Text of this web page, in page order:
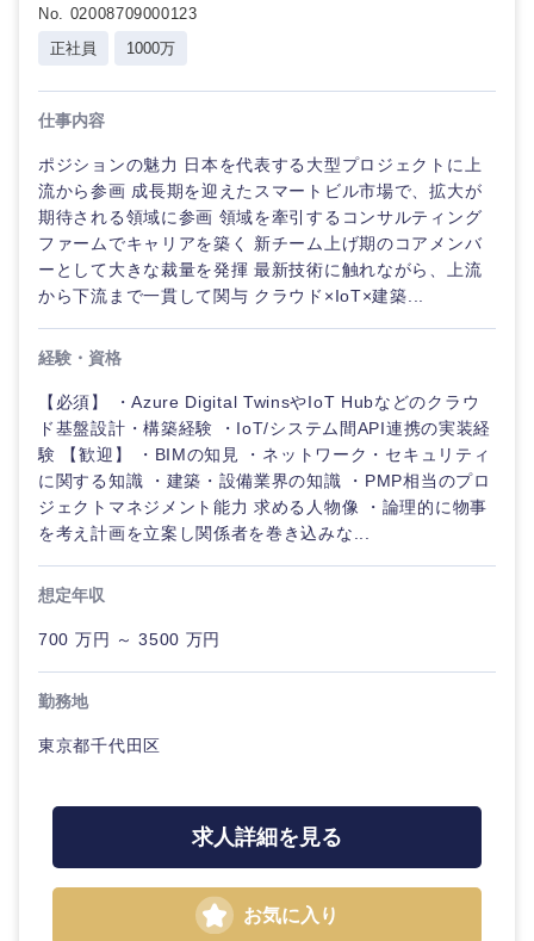
No. 02008709000123
正社員
1000万
仕事内容
ポジションの魅力 日本を代表する大型プロジェクトに上
流から参画 成長期を迎えたスマートビル市場で、拡大が
期待される領域に参画 領域を牽引するコンサルティング
ファームでキャリアを築く 新チーム上げ期のコアメンバ
ーとして大きな裁量を発揮 最新技術に触れながら、上流
から下流まで一貫して関与 クラウド×IoT×建築...
経験・資格
【必須】 ・Azure Digital TwinsやIoT Hubなどのクラウ
ド基盤設計・構築経験 ・IoT/システム間API連携の実装経
験 【歓迎】 ・BIMの知見 ・ネットワーク・セキュリティ
に関する知識 ・建築・設備業界の知識 ・PMP相当のプロ
ジェクトマネジメント能力 求める人物像 ・論理的に物事
を考え計画を立案し関係者を巻き込みな...
想定年収
700 万円 ～ 3500 万円
勤務地
東京都千代田区
求人詳細を見る
お気に入り